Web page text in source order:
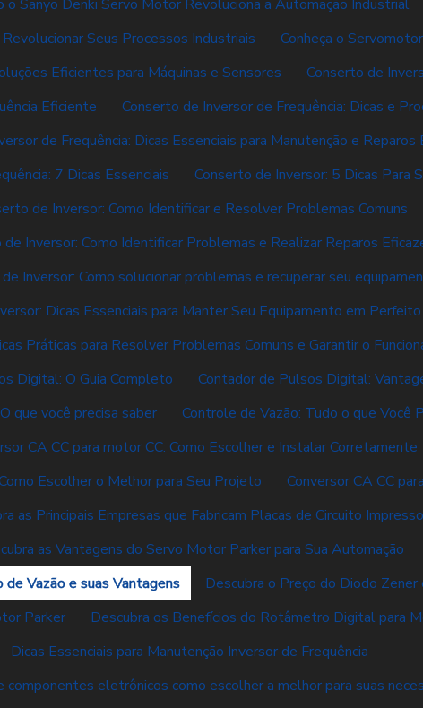
o Sanyo Denki Servo Motor Revoluciona a Automação Industrial
Seus Processos Industriais
Conheça o
Eficientes para Máquinas e Sensores
Conserto de
Eficiente
Conserto de Inversor de Frequência: Dicas e
de Frequência: Dicas Essenciais para Manutenção e Reparos
7 Dicas Essenciais
Conserto de Inversor: 5 Dicas Para
de Inversor: Como Identificar e Resolver Problemas Comuns
de Inversor: Como Identificar Problemas e Realizar Reparos
Inversor: Como solucionar problemas e recuperar seu
Dicas Essenciais para Manter Seu Equipamento em
Práticas para Resolver Problemas Comuns e Garantir o
Digital: O Guia Completo
Contador de Pulsos Digital:
que você precisa saber
Controle de Vazão: Tudo o que Você
CA CC para motor CC: Como Escolher e Instalar Corretamente
Escolher o Melhor para Seu Projeto
Conversor CA CC
as Principais Empresas que Fabricam Placas de Circuito Impresso
as Vantagens do Servo Motor Parker para Sua Automação
Vazão e suas Vantagens
Descubra o Preço do Diodo
Parker
Descubra os Benefícios do Rotâmetro Digital para
Dicas Essenciais para Manutenção Inversor de Frequência
componentes eletrônicos como escolher a melhor para suas